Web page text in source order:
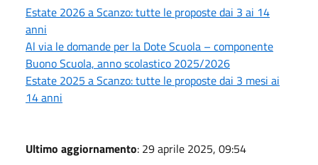
Estate 2026 a Scanzo: tutte le proposte dai 3 ai 14
anni
Al via le domande per la Dote Scuola – componente
Buono Scuola, anno scolastico 2025/2026
Estate 2025 a Scanzo: tutte le proposte dai 3 mesi ai
14 anni
Ultimo aggiornamento: 29 aprile 2025, 09:54